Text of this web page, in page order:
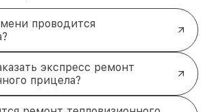
проводится
экспресс ремонт
прицела?